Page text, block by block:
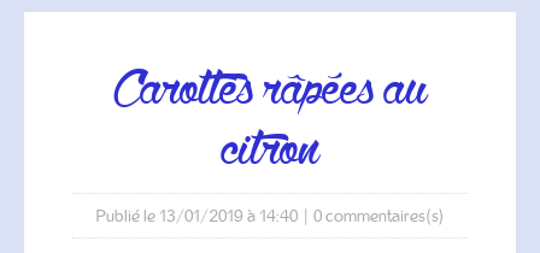
carottes râpées au
citron
Publié le 13/01/2019 à 14:40| 0commentaires(s)